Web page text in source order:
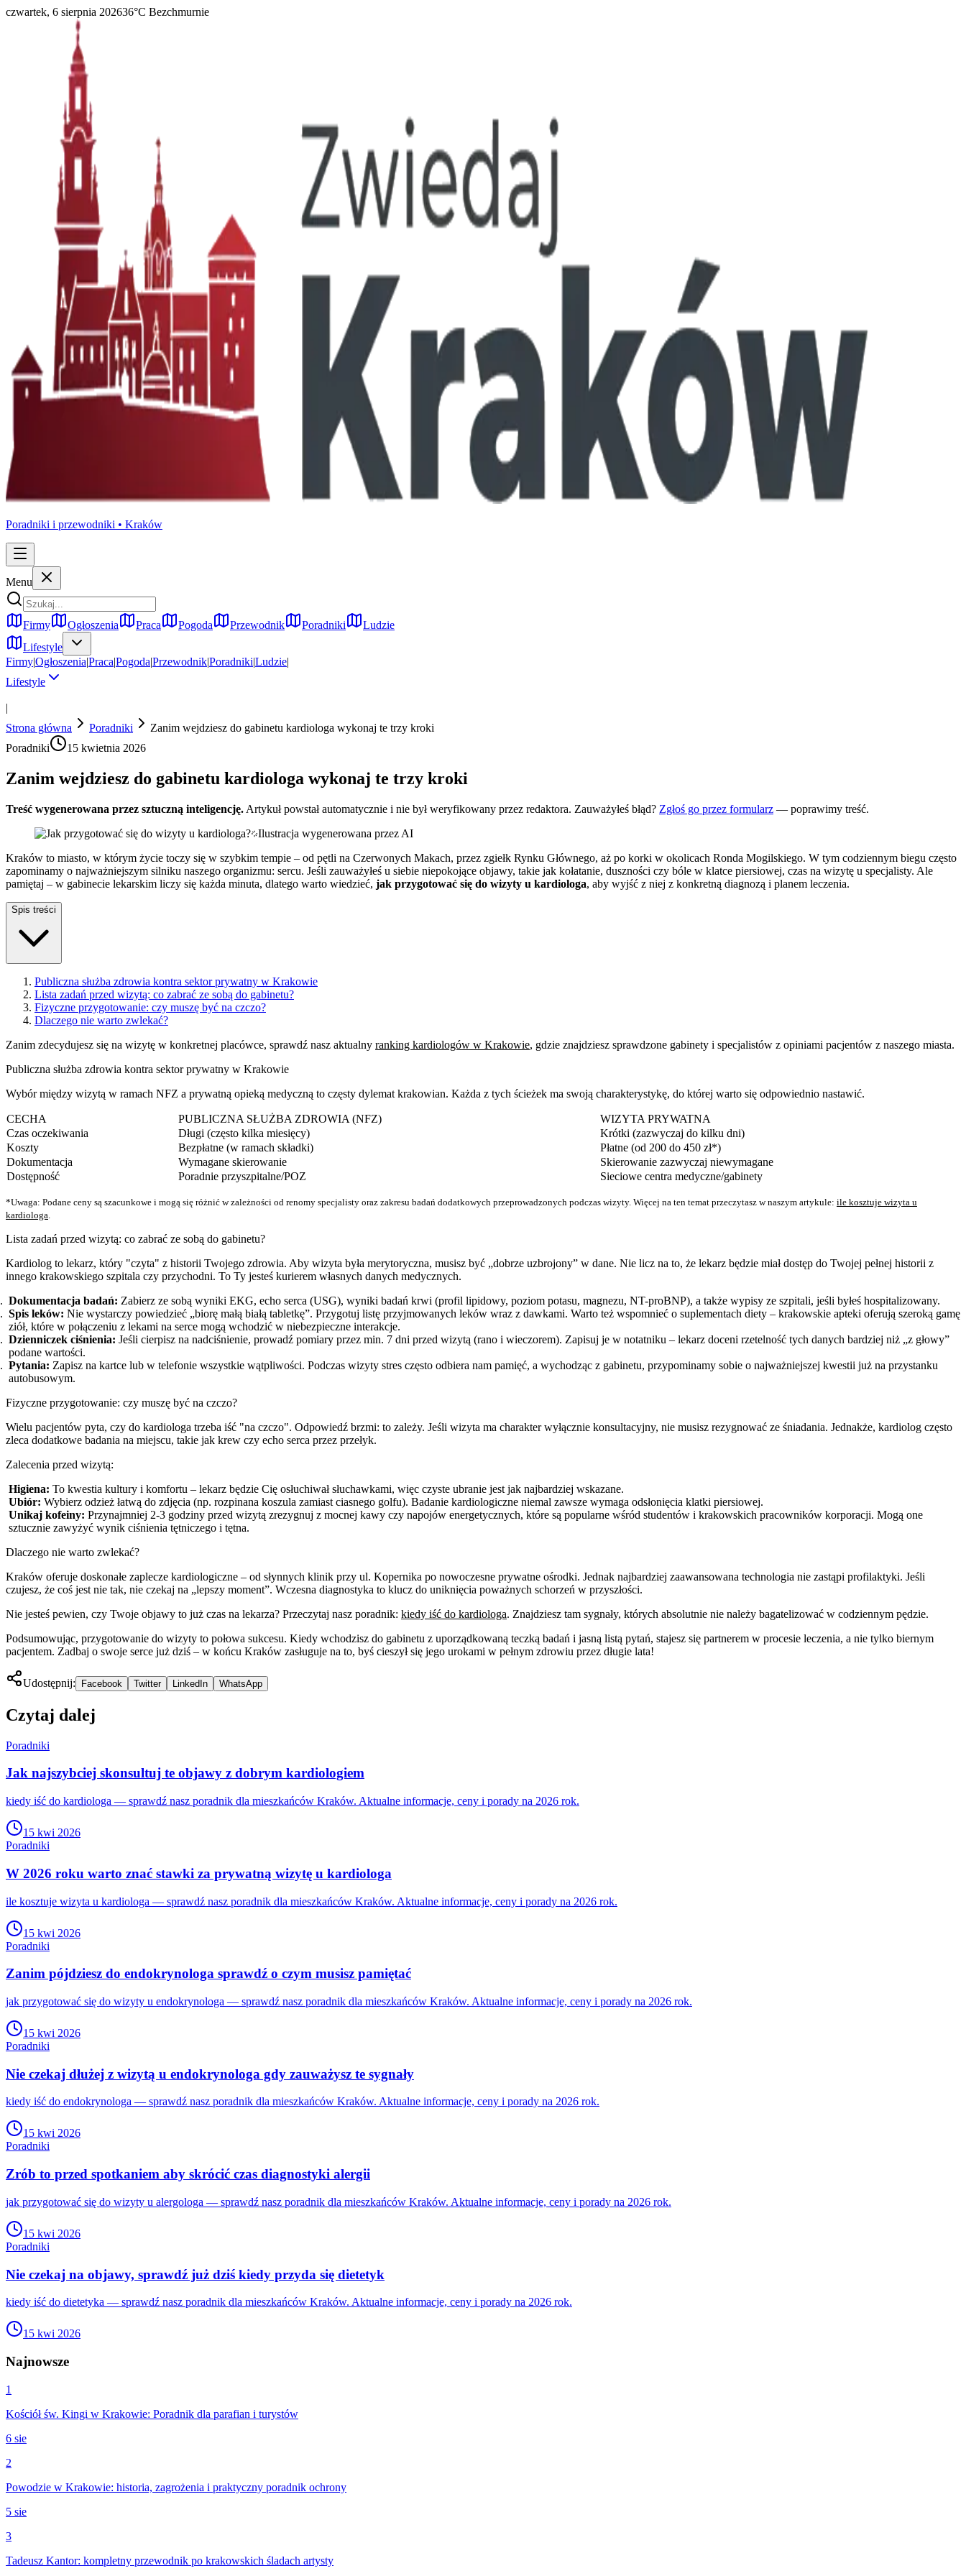
czwartek, 6 sierpnia 202636°C Bezchmurnie
Poradniki i przewodniki • Kraków
Menu
Firmy Ogłoszenia Praca Pogoda Przewodnik Poradniki
Ludzie
Lifestyle
Firmy|Ogłoszenia|Praca|Pogoda|Przewodnik|Poradniki|Ludzie|
Lifestyle
|
Strona główna
Poradniki
Zanim wejdziesz do gabinetu kardiologa wykonaj te trzy kroki
Poradniki
15 kwietnia 2026
Zanim wejdziesz do gabinetu kardiologa wykonaj te trzy kroki
Treść wygenerowana przez sztuczną inteligencję. Artykuł powstał automatycznie i nie był weryfikowany przez redaktora. Zauważyłeś błąd? Zgłoś go przez formularz — poprawimy treść.
Ilustracja wygenerowana przez AI
Kraków to miasto, w którym życie toczy się w szybkim tempie – od pętli na Czerwonych Makach, przez zgiełk Rynku Głównego, aż po korki w okolicach Ronda Mogilskiego. W tym codziennym biegu często
zapominamy o najważniejszym silniku naszego organizmu: sercu. Jeśli zauważyłeś u siebie niepokojące objawy, takie jak kołatanie, duszności czy bóle w klatce piersiowej, czas na wizytę u specjalisty. Ale
pamiętaj – w gabinecie lekarskim liczy się każda minuta, dlatego warto wiedzieć, jak przygotować się do wizyty u kardiologa, aby wyjść z niej z konkretną diagnozą i planem leczenia.
Spis treści
Publiczna służba zdrowia kontra sektor prywatny w Krakowie
Lista zadań przed wizytą: co zabrać ze sobą do gabinetu?
Fizyczne przygotowanie: czy muszę być na czczo?
Dlaczego nie warto zwlekać?
Zanim zdecydujesz się na wizytę w konkretnej placówce, sprawdź nasz aktualny ranking kardiologów w Krakowie, gdzie znajdziesz sprawdzone gabinety i specjalistów z opiniami pacjentów z naszego miasta.
Publiczna służba zdrowia kontra sektor prywatny w Krakowie
Wybór między wizytą w ramach NFZ a prywatną opieką medyczną to częsty dylemat krakowian. Każda z tych ścieżek ma swoją charakterystykę, do której warto się odpowiednio nastawić.
CECHA PUBLICZNA SŁUŻBA ZDROWIA (NFZ)
WIZYTA PRYWATNA
Czas oczekiwania
Długi (często kilka miesięcy)
Krótki (zazwyczaj do kilku dni)
Koszty
Bezpłatne (w ramach składki)
Płatne (od 200 do 450 zł*)
Dokumentacja
Wymagane skierowanie
Skierowanie zazwyczaj niewymagane
Dostępność
Poradnie przyszpitalne/POZ Sieciowe centra medyczne/gabinety
*Uwaga: Podane ceny są szacunkowe i mogą się różnić w zależności od renomy specjalisty oraz zakresu badań dodatkowych przeprowadzonych podczas wizyty. Więcej na ten temat przeczytasz w naszym artykule: ile kosztuje wizyta u
kardiologa
Lista zadań przed wizytą: co zabrać ze sobą do gabinetu?
Kardiolog to lekarz, który "czyta" z historii Twojego zdrowia. Aby wizyta była merytoryczna, musisz być „dobrze uzbrojony” w dane. Nie licz na to, że lekarz będzie miał dostęp do Twojej pełnej historii z
innego krakowskiego szpitala czy przychodni. To Ty jesteś kurierem własnych danych medycznych.
Dokumentacja badań: Zabierz ze sobą wyniki EKG, echo serca (USG), wyniki badań krwi (profil lipidowy, poziom potasu, magnezu, NT-proBNP), a także wypisy ze szpitali, jeśli byłeś hospitalizowany.
Spis leków: Nie wystarczy powiedzieć „biorę małą białą tabletkę”. Przygotuj listę przyjmowanych leków wraz z dawkami. Warto też wspomnieć o suplementach diety – krakowskie apteki oferują szeroką gamę
ziół, które w połączeniu z lekami na serce mogą wchodzić w niebezpieczne interakcje.
Dzienniczek ciśnienia: Jeśli cierpisz na nadciśnienie, prowadź pomiary przez min. 7 dni przed wizytą (rano i wieczorem). Zapisuj je w notatniku – lekarz doceni rzetelność tych danych bardziej niż „z głowy”
podane wartości.
Pytania: Zapisz na kartce lub w telefonie wszystkie wątpliwości. Podczas wizyty stres często odbiera nam pamięć, a wychodząc z gabinetu, przypominamy sobie o najważniejszej kwestii już na przystanku
autobusowym.
Fizyczne przygotowanie: czy muszę być na czczo?
Wielu pacjentów pyta, czy do kardiologa trzeba iść "na czczo". Odpowiedź brzmi: to zależy. Jeśli wizyta ma charakter wyłącznie konsultacyjny, nie musisz rezygnować ze śniadania. Jednakże, kardiolog często
zleca dodatkowe badania na miejscu, takie jak krew czy echo serca przez przełyk.
Zalecenia przed wizytą:
Higiena: To kwestia kultury i komfortu – lekarz będzie Cię osłuchiwał słuchawkami, więc czyste ubranie jest jak najbardziej wskazane.
Ubiór: Wybierz odzież łatwą do zdjęcia (np. rozpinana koszula zamiast ciasnego golfu). Badanie kardiologiczne niemal zawsze wymaga odsłonięcia klatki piersiowej.
Unikaj kofeiny: Przynajmniej 2-3 godziny przed wizytą zrezygnuj z mocnej kawy czy napojów energetycznych, które są popularne wśród studentów i krakowskich pracowników korporacji. Mogą one
sztucznie zawyżyć wynik ciśnienia tętniczego i tętna.
Dlaczego nie warto zwlekać?
Kraków oferuje doskonałe zaplecze kardiologiczne – od słynnych klinik przy ul. Kopernika po nowoczesne prywatne ośrodki. Jednak najbardziej zaawansowana technologia nie zastąpi profilaktyki. Jeśli
czujesz, że coś jest nie tak, nie czekaj na „lepszy moment”. Wczesna diagnostyka to klucz do uniknięcia poważnych schorzeń w przyszłości.
Nie jesteś pewien, czy Twoje objawy to już czas na lekarza? Przeczytaj nasz poradnik: kiedy iść do kardiologa. Znajdziesz tam sygnały, których absolutnie nie należy bagatelizować w codziennym pędzie.
Podsumowując, przygotowanie do wizyty to połowa sukcesu. Kiedy wchodzisz do gabinetu z uporządkowaną teczką badań i jasną listą pytań, stajesz się partnerem w procesie leczenia, a nie tylko biernym
pacjentem. Zadbaj o swoje serce już dziś – w końcu Kraków zasługuje na to, byś cieszył się jego urokami w pełnym zdrowiu przez długie lata!
Udostępnij: Facebook Twitter LinkedIn WhatsApp
Czytaj dalej
Poradniki
Jak najszybciej skonsultuj te objawy z dobrym kardiologiem
kiedy iść do kardiologa — sprawdź nasz poradnik dla mieszkańców Kraków. Aktualne informacje, ceny i porady na 2026 rok.
15 kwi 2026
Poradniki
W 2026 roku warto znać stawki za prywatną wizytę u kardiologa
ile kosztuje wizyta u kardiologa — sprawdź nasz poradnik dla mieszkańców Kraków. Aktualne informacje, ceny i porady na 2026 rok.
15 kwi 2026
Poradniki
Zanim pójdziesz do endokrynologa sprawdź o czym musisz pamiętać
jak przygotować się do wizyty u endokrynologa — sprawdź nasz poradnik dla mieszkańców Kraków. Aktualne informacje, ceny i porady na 2026 rok.
15 kwi 2026
Poradniki
Nie czekaj dłużej z wizytą u endokrynologa gdy zauważysz te sygnały
kiedy iść do endokrynologa — sprawdź nasz poradnik dla mieszkańców Kraków. Aktualne informacje, ceny i porady na 2026 rok.
15 kwi 2026
Poradniki
Zrób to przed spotkaniem aby skrócić czas diagnostyki alergii
jak przygotować się do wizyty u alergologa — sprawdź nasz poradnik dla mieszkańców Kraków. Aktualne informacje, ceny i porady na 2026 rok.
15 kwi 2026
Poradniki
Nie czekaj na objawy, sprawdź już dziś kiedy przyda się dietetyk
kiedy iść do dietetyka — sprawdź nasz poradnik dla mieszkańców Kraków. Aktualne informacje, ceny i porady na 2026 rok.
15 kwi 2026
Najnowsze
1
Kościół św. Kingi w Krakowie: Poradnik dla parafian i turystów
6 sie
2
Powodzie w Krakowie: historia, zagrożenia i praktyczny poradnik ochrony
5 sie
3
Tadeusz Kantor: kompletny przewodnik po krakowskich śladach artysty